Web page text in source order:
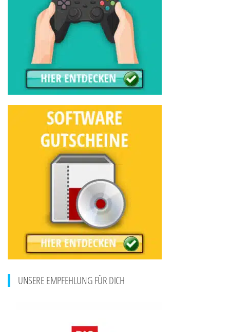
UNSERE EMPFEHLUNG FÜR DICH